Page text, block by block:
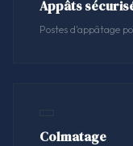
Appâts
Postes d'appâtage
Colmatage